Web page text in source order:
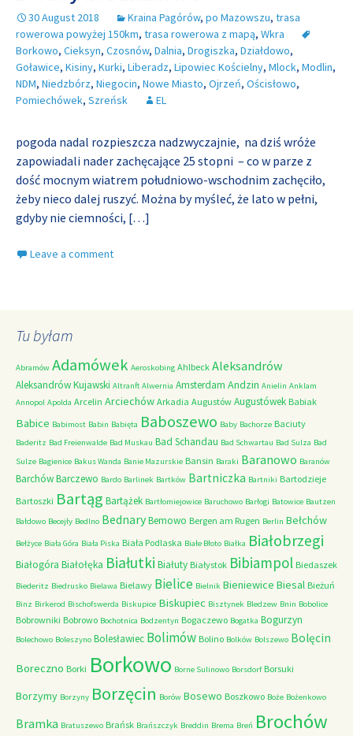
30 August 2018 Kraina Pagórów, po Mazowszu, trasa
rowerowa powyżej 150km, trasa rowerowa z mapą, Wkra
Borkowo, Cieksyn, Czosnów, Dalnia, Drogiszka, Działdowo,
Goławice, Kisiny, Kurki, Liberadz, Lipowiec Kościelny, Mlock, Modlin,
NDM, Niedzbórz, Niegocin, Nowe Miasto, Ojrzeń, Ościsłowo,
Pomiechówek, Szreńsk EL
pogoda nadal rozpieszcza nadzwyczajnie, na dziś wróże
zapowiadali nader zachęcające 25 stopni – co w parze z
dość mocnym wiatrem południowo-wschodnim zachęciło,
żeby nieco dalej ruszyć. Można by myśleć, że lato w pełni,
gdyby nie ciemności, […]
Leave a comment
Tu byłam
Abramów Adamówek Aeroskobing Ahlbeck Aleksandrów
Aleksandrów Kujawski Altranft Alwernia Amsterdam Andzin Anielin Anklam
Annopol Apolda Arcelin Arciechów Arkadia Augustów Augustówek Babiak
Babice Babimost Babin Babięta Baboszewo Baby Bachorze Baciuty
Baderitz Bad Freienwalde Bad Muskau Bad Schandau Bad Schwartau Bad Sulza Bad
Sulze Bagienice Bakus Wanda Banie Mazurskie Bansin Baraki Baranowo Baranów
BarchówBarczewo Bardo Barlinek Bartków Bartniczka Bartniki Bartodzieje
Bartoszki Bartąg Bartążek Bartłomiejowice Baruchowo Barłogi Batowice Bautzen
Bałdowo Becejły Bedlno BednaryBemowo Bergen am Rugen Berlin Bełchów
Bełżyce Biała Góra Biała Piska Biała Podlaska Białe Błoto Białka Białobrzegi
Białogóra Białołęka Białutki Białuty Białystok Bibiampol Biedaszek
Biederitz Biedrusko Bielawa Bielawy Bielice Bielnik Bieniewice Biesal Bieżuń
Binz Birkerod Bischofswerda Biskupice Biskupiec Bisztynek Bledzew Bnin Bobolice
Bobrowniki Bobrowo Bochotnica Bodzentyn Bogaczewo Bogatka Bogurzyn
Bolechowo Boleszyno Bolesławiec Bolimów Bolino Bolków Bolszewo Bolęcin
Boreczno Borki Borkowo Borne Sulinowo Borsdorf Borsuki
Borzymy Borzyny Borzęcin Borów Bosewo Boszkowo Boże Bożenkowo
Bramka Bratuszewo Brańsk Brańszczyk Breddin Brema Breń Brochów